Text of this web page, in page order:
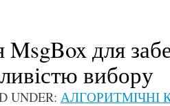
для
вибору
UNDER: АЛГОРИТМІЧНІ